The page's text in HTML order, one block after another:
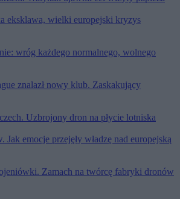
eksklawa, wielki europejski kryzys
wróg każdego normalnego, wolnego
znalazł nowy klub. Zaskakujący
Uzbrojony dron na płycie lotniska
Jak emocje przejęły władzę nad europejską
Zamach na twórcę fabryki dronów